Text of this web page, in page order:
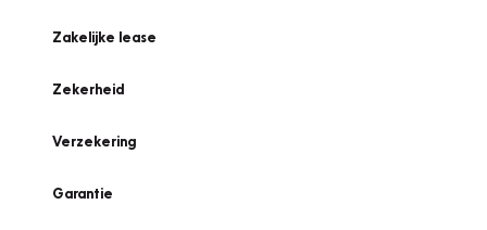
Zakelijke lease
Zekerheid
Verzekering
Garantie